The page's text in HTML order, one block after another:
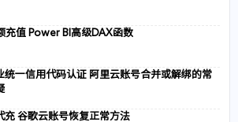
充值 Power BI高级DAX函数
统一信用代码认证 阿里云账号合并或解绑的常
充 谷歌云账号恢复正常方法